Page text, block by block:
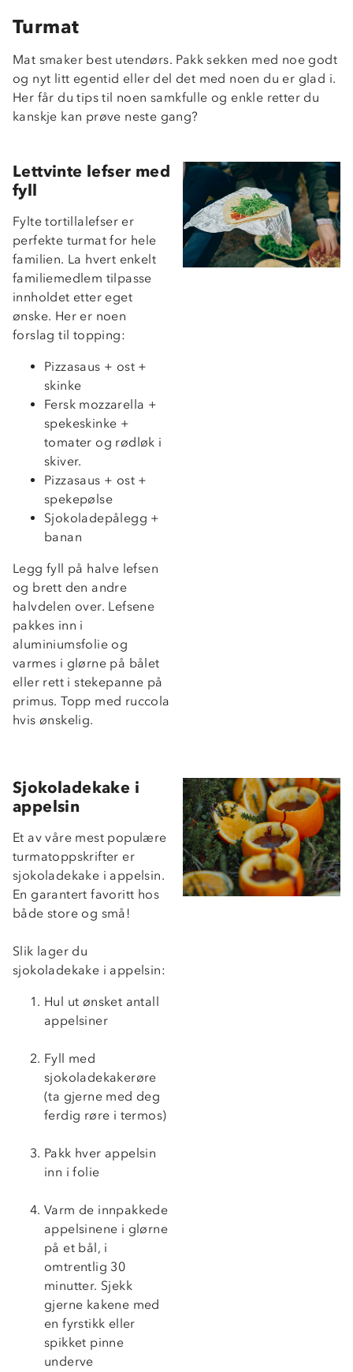
Turmat
Mat smaker best utendørs. Pakk sekken med noe godt
og nyt litt egentid eller del det med noen du er glad i.
Her får du tips til noen samkfulle og enkle retter du
kanskje kan prøve neste gang?
Lettvinte lefser med
fyll
Fylte tortillalefser er
perfekte turmat for hele
familien. La hvert enkelt
familiemedlem tilpasse
innholdet etter eget
ønske. Her er noen
forslag til topping:
Pizzasaus + ost +
skinke
Fersk mozzarella +
spekeskinke +
tomater og rødløk i
skiver.
Pizzasaus + ost +
spekepølse
Sjokoladepålegg +
banan
Legg fyll på halve lefsen
og brett den andre
halvdelen over. Lefsene
pakkes inn i
aluminiumsfolie og
varmes i glørne på bålet
eller rett i stekepanne på
primus. Topp med ruccola
hvis ønskelig.
Sjokoladekake i
appelsin
Et av våre mest populære
turmatoppskrifter er
sjokoladekake i appelsin.
En garantert favoritt hos
både store og små!
Slik lager du
sjokoladekake i appelsin:
Hul ut ønsket antall
appelsiner
Fyll med
sjokoladekakerøre
(ta gjerne med deg
ferdig røre i termos)
Pakk hver appelsin
inn i folie
Varm de innpakkede
appelsinene i glørne
på et bål, i
omtrentlig 30
minutter. Sjekk
gjerne kakene med
en fyrstikk eller
spikket pinne
underve